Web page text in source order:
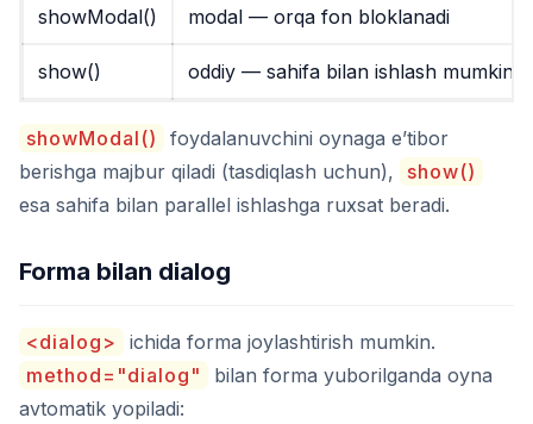
showModal() modal — orqa fon bloklanadi
show() oddiy — sahifa bilan ishlash mumkin
showModal()
foydalanuvchini oynaga e’tibor
berishga majbur qiladi (tasdiqlash uchun),
show()
esa sahifa bilan parallel ishlashga ruxsat beradi.
Forma bilan dialog
<dialog>
ichida forma joylashtirish mumkin.
method="dialog"
bilan forma yuborilganda oyna
avtomatik yopiladi: